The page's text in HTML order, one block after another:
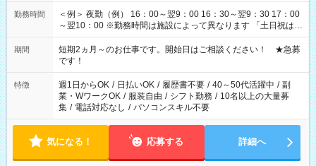
勤務時間
＜例＞ 夜勤（例） 16：00～翌9：00 16：30～翌9：30 17：00
～翌10：00 ※勤務時間は施設によって異なります 「土日祝は休
みたい」 「しっかり稼ぎたい」 「もう少し遅い時間から始めた
い」など ご希望にあったお仕事をご案内いたします。 ※未経験
の方の場合は1～2ヶ月間は日中での仕事を経験いただき、 お
仕事に慣れてからの夜勤になります。 ★家庭の都合でお休みが
必要な場合も遠慮なくご相談ください。
期間
短期2ヵ月～のお仕事です。開始日はご相談ください！ ★急募
です！
特徴 週1日からOK / 日払いOK / 履歴書不要 / 40～50代活躍中 / 副
業・WワークOK / 服装自由 / シフト勤務 / 10名以上の大量募
集 / 電話対応なし / パソコンスキル不要
気になる！ 応募する 詳細へ